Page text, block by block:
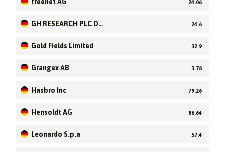
24.06
GH RESEARCH PLC DL-
24.6
Gold Fields Limited 32.9
Grangex AB 3.78
Hasbro Inc 79.26
Hensoldt AG 86.64
Leonardo S.p.a 57.4